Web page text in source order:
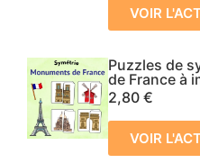
VOIR
Puzzles de
de France à
2,80 €
VOIR